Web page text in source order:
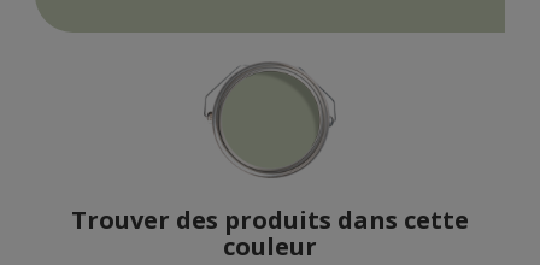
Trouver des produits dans cette
couleur